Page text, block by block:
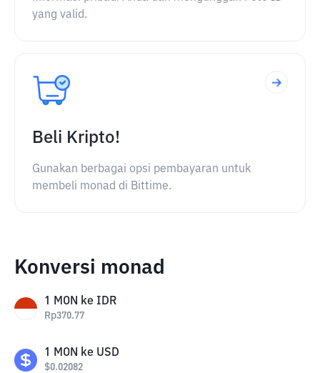
yang valid.
Beli Kripto!
Gunakan berbagai opsi pembayaran untuk
membeli monad di Bittime.
Konversi monad
1 MON ke IDR
Rp370.77
1 MON ke USD
$0.02082